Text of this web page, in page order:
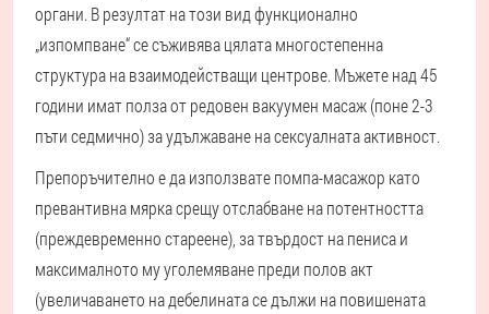
органи. В резултат на този вид функционално
„изпомпване“ се съживява цялата многостепенна
структура на взаимодействащи центрове. Мъжете над 45
години имат полза от редовен вакуумен масаж (поне 2-3
пъти седмично) за удължаване на сексуалната активност.
Препоръчително е да използвате помпа-масажор като
превантивна мярка срещу отслабване на потентността
(преждевременно стареене), за твърдост на пениса и
максималното му уголемяване преди полов акт
(увеличаването на дебелината се дължи на повишената